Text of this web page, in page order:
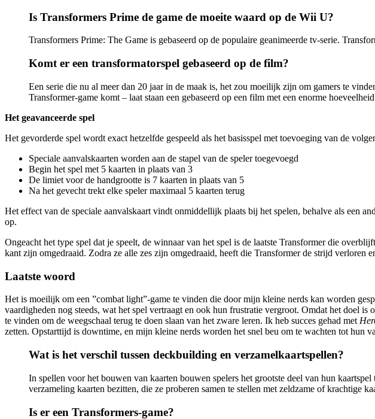
Is Transformers Prime de game de moeite waard op de Wii U?
Transformers Prime: The Game is gebaseerd op de populaire geanimeerde tv-serie.
Komt er een transformatorspel gebaseerd op de film?
Een serie die nu al meer dan 20 jaar in de maak is, het zou moeilijk zijn om gamers te
Transformer-game komt – laat staan ​​​​een gebaseerd op een film met een enorme
Het geavanceerde spel
Het gevorderde spel wordt exact hetzelfde gespeeld als het basisspel met toevoeging van de
Speciale aanvalskaarten worden aan de stapel van de speler toegevoegd
Begin het spel met 5 kaarten in plaats van 3
De limiet voor de handgrootte is 7 kaarten in plaats van 5
Na het gevecht trekt elke speler maximaal 5 kaarten terug
Het effect van de speciale aanvalskaart vindt onmiddellijk plaats bij het spelen, behalve als een
op.
Ongeacht het type spel dat je speelt, de winnaar van het spel is de laatste Transformer die
kant zijn omgedraaid. Zodra ze alle zes zijn omgedraaid, heeft die Transformer de strijd verloren
Laatste woord
Het is moeilijk om een ​​”combat light”-game te vinden die door mijn kleine nerds kan worden
vaardigheden nog steeds, wat het spel vertraagt ​​en ook hun frustratie vergroot. Omdat het doel is
te vinden om de weegschaal terug te doen slaan van het zware leren. Ik heb succes gehad met
zetten. Opstarttijd is downtime, en mijn kleine nerds worden het snel beu om te wachten tot hun
Wat is het verschil tussen deckbuilding en verzamelkaartspellen?
In spellen voor het bouwen van kaarten bouwen spelers het grootste deel van hun
verzameling kaarten bezitten, die ze proberen samen te stellen met zeldzame of krachtige
Is er een Transformers-game?